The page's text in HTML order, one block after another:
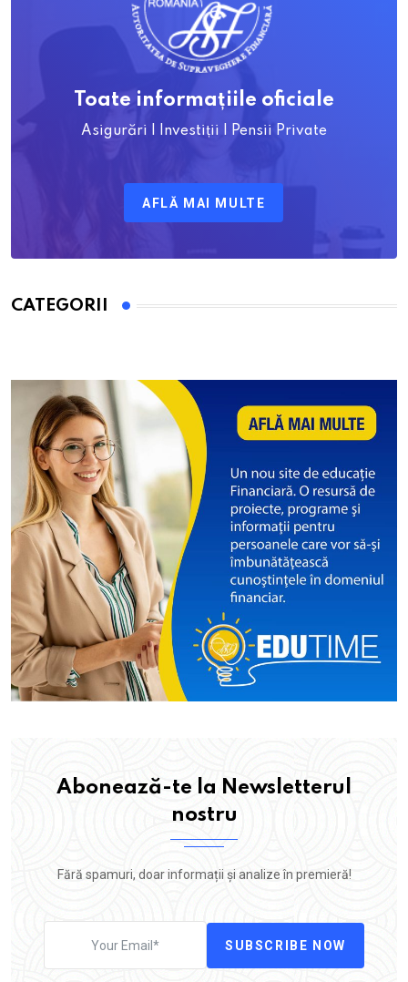
Toate informațiile oficiale
Asigurări | Investiții | Pensii Private
AFLĂ MAI MULTE
CATEGORII
Abonează-te la Newsletterul
nostru
Fără spamuri, doar informații și analize în premieră!
SUBSCRIBE NOW